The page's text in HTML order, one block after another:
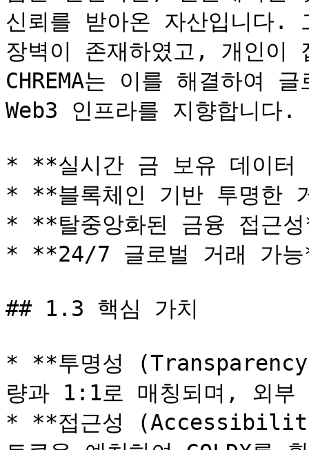
신뢰를 받아온 자산입니다.
장벽이 존재하였고, 개인이
CHREMA는 이를 해결하여
Web3 인프라를 지향합니다.
* **실시간 금 보유 데이터
* **블록체인 기반 투명한
* **탈중앙화된 금융 접근
* **24/7 글로벌 거래 가
## 1.3 핵심 가치
* **투명성
량과 1:1로 매칭되며, 외부
* **접근성